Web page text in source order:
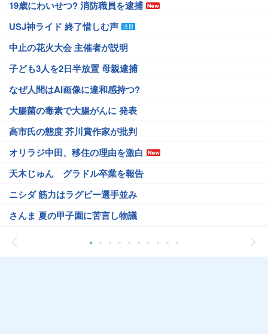
19歳にわいせつ? 消防職員を逮捕
USJ神ライド 終了惜しむ声
中止の花火大会 主催者が説明
子ども3人を2日半放置 母親逮捕
なぜ人間はAI画像に違和感持つ?
大腸菌の毒素で大腸がんに 発表
高市氏の態度 芥川賞作家が批判
オリラジ中田、移住の理由を激白
天木じゅん グラドル卒業を報告
ニシダ 筋力はラグビー選手並み
さんま 夏の甲子園に苦言し物議